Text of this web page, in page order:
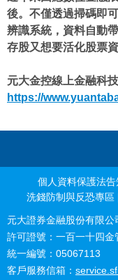
後。不僅透過掃碼即
辨識系統，資料自動
存股又想要活化股票
元大金控線上金融科
https://
個人資料保護法
洗錢防制與反恐專區
元大證券金融股份有限公
許可證號：一百一十四
統一編號：05067113
客戶服務信箱：